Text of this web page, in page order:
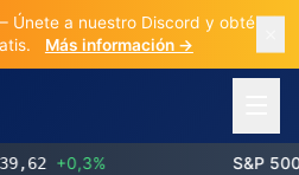
Únete a nuestro Discord y obtén 3
Más información →
+0,3% S&P 500: